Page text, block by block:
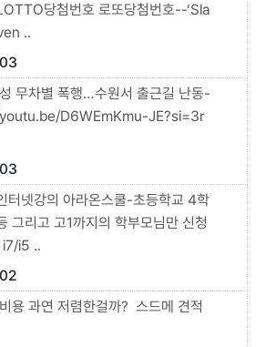
당첨번호 로또당첨번호--‘Sla
..
무차별 폭행…수원서 출근길 난동-
D6WEmKmu-JE?si=3r
터넷강의 아라온스쿨-초등학교 4학
그리고 고1까지의 학부모님만 신청
i7/i5 ..
용 과연 저렴한걸까? ​ 스드메 견적